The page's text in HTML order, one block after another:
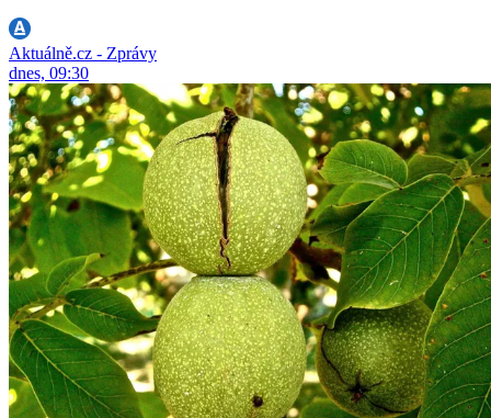
Aktuálně.cz - Zprávy
dnes, 09:30